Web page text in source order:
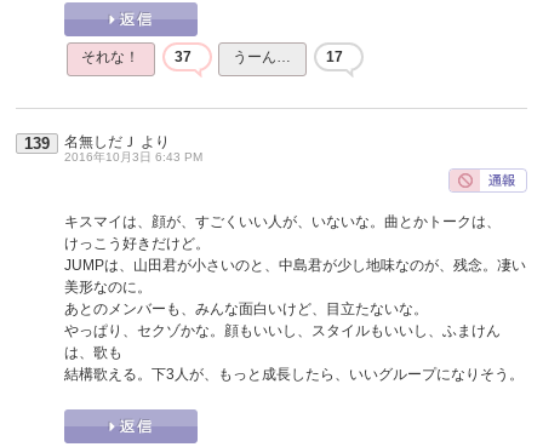
それな！ 37 うーん… 17
139 名無しだＪ より
2016年10月3日 6:43 PM
キスマイは、顔が、すごくいい人が、いないな。曲とかトークは、
けっこう好きだけど。
JUMPは、山田君が小さいのと、中島君が少し地味なのが、残念。凄い
美形なのに。
あとのメンバーも、みんな面白いけど、目立たないな。
やっぱり、セクゾかな。顔もいいし、スタイルもいいし、ふまけん
は、歌も
結構歌える。下3人が、もっと成長したら、いいグループになりそう。